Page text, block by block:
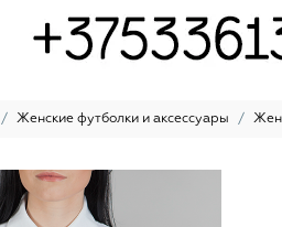
Женские футболки и аксессуары